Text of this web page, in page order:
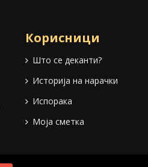
Корисници
Што се деканти?
Историја на нарачки
Испорака
Моја сметка